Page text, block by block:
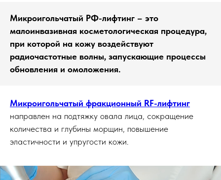
Микроигольчатый РФ-лифтинг – это
малоинвазивная косметологическая процедура,
при которой на кожу воздействуют
радиочастотные волны, запускающие процессы
обновления и омоложения.
Микроигольчатый фракционный RF-лифтинг
направлен на подтяжку овала лица, сокращение
количества и глубины морщин, повышение
эластичности и упругости кожи.